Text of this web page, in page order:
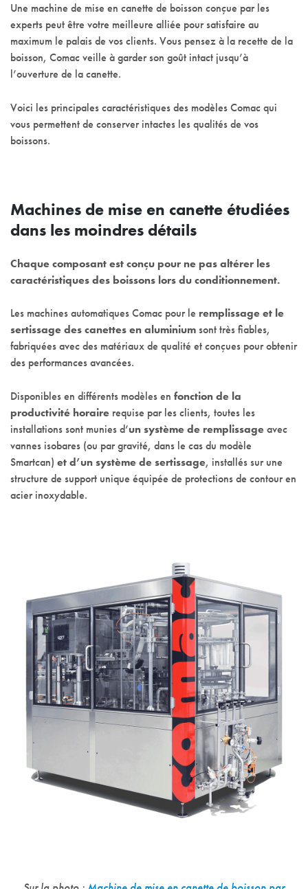
Une machine de mise en canette de boisson conçue par les
experts peut être votre meilleure alliée pour satisfaire au
maximum le palais de vos clients. Vous pensez à la recette de la
boisson, Comac veille à garder son goût intact jusqu’à
l’ouverture de la canette.
Voici les principales caractéristiques des modèles Comac qui
vous permettent de conserver intactes les qualités de vos
boissons.
Machines de mise en canette étudiées
dans les moindres détails
Chaque composant est conçu pour ne pas altérer les
caractéristiques des boissons lors du conditionnement.
Les machines automatiques Comac pour le remplissage et le
sertissage des canettes en aluminiumsont très fiables,
fabriquées avec des matériaux de qualité et conçues pour obtenir
des performances avancées.
Disponibles en différents modèles en fonction de la
productivité horaire requise par les clients, toutes les
installations sont munies d’un système de remplissageavec
vannes isobares (ou par gravité, dans le cas du modèle
Smartcan) et d’un système de sertissage, installés sur une
structure de support unique équipée de protections de contour en
acier inoxydable.